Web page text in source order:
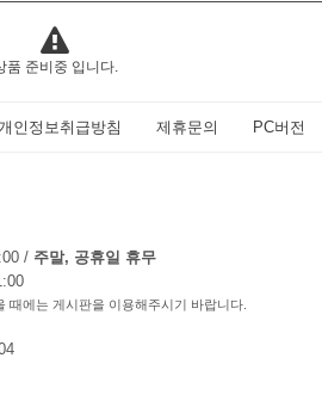
품 준비중 입니다.
인정보취급방침 제휴문의 PC버전
/ 주말, 공휴일 휴무
때에는 게시판을 이용해주시기 바랍니다.